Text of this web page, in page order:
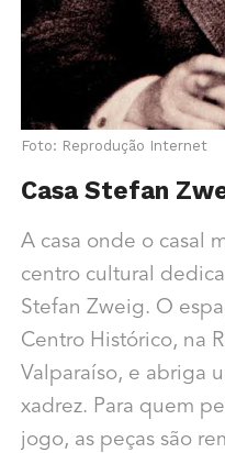
Foto: Reprodução Internet
Casa Stefan
A casa onde o casal
centro cultural
Stefan Zweig. O
Centro Histórico, na
Valparaíso, e abriga
xadrez. Para quem
jogo, as peças são